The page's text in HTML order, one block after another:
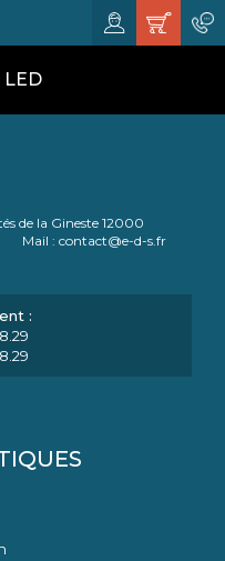
LED
de la Gineste 12000
: contact@e-d-s.fr